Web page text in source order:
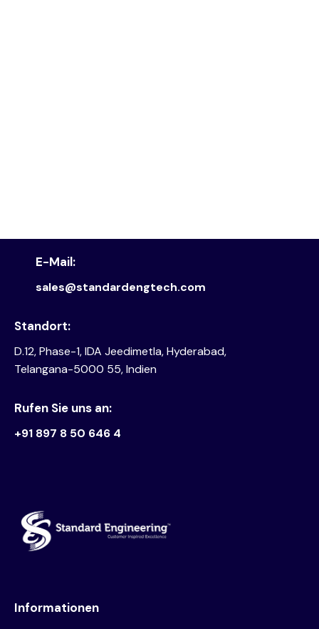
Standort:
D.12, Phase-1, IDA Jeedimetla, Hyderabad,
Telangana-5000 55, Indien
E-Mail:
sales@standardengtech.com
Rufen Sie uns an:
+91 897 8 50 646 4
Informationen